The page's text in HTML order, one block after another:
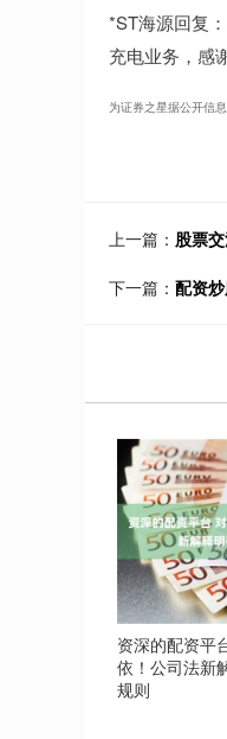
*ST海源回复
充电业务，感
为证券之星据公开信
上一篇： 股票
下一篇： 配资
资深的配资平
依！公司法新
规则